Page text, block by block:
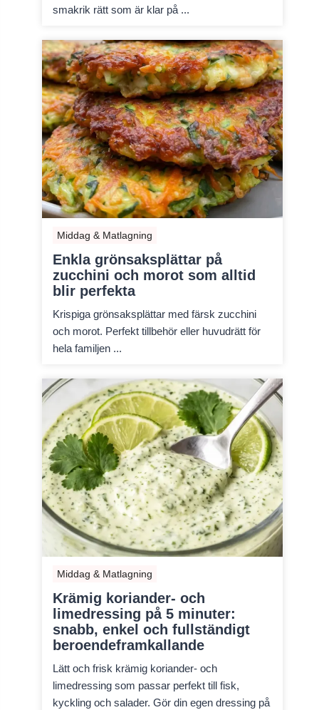
smakrik rätt som är klar på ...
Middag & Matlagning
Enkla grönsaksplättar på
zucchini och morot som alltid
blir perfekta
Krispiga grönsaksplättar med färsk zucchini
och morot. Perfekt tillbehör eller huvudrätt för
hela familjen ...
Middag & Matlagning
Krämig koriander- och
limedressing på 5 minuter:
snabb, enkel och fullständigt
beroendeframkallande
Lätt och frisk krämig koriander- och
limedressing som passar perfekt till fisk,
kyckling och salader. Gör din egen dressing på